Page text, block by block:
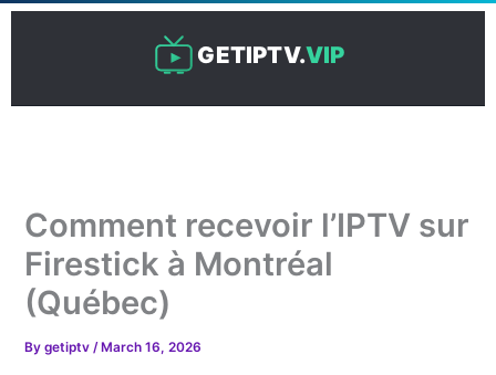
Skip
GETIPTV.VIP
Comment recevoir l’IPTV sur
Firestick à Montréal
(Québec)
Bygetiptv/ March 16, 2026